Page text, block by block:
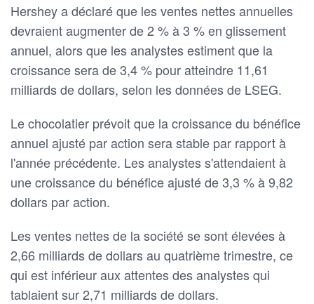
Hershey a déclaré que les ventes nettes annuelles
devraient augmenter de 2 % à 3 % en glissement
annuel, alors que les analystes estiment que la
croissance sera de 3,4 % pour atteindre 11,61
milliards de dollars, selon les données de LSEG.
Le chocolatier prévoit que la croissance du bénéfice
annuel ajusté par action sera stable par rapport à
l'année précédente. Les analystes s'attendaient à
une croissance du bénéfice ajusté de 3,3 % à 9,82
dollars par action.
Les ventes nettes de la société se sont élevées à
2,66 milliards de dollars au quatrième trimestre, ce
qui est inférieur aux attentes des analystes qui
tablaient sur 2,71 milliards de dollars.